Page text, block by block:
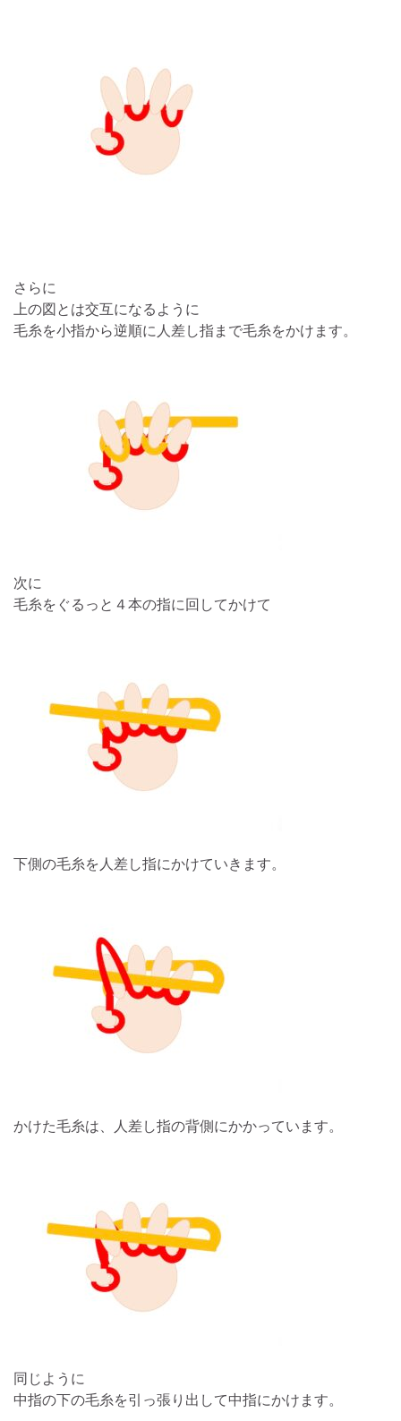
さらに
上の図とは交互になるように
毛糸を小指から逆順に人差し指まで毛糸をかけます。
次に
毛糸をぐるっと４本の指に回してかけて
下側の毛糸を人差し指にかけていきます。
かけた毛糸は、人差し指の背側にかかっています。
同じように
中指の下の毛糸を引っ張り出して中指にかけます。